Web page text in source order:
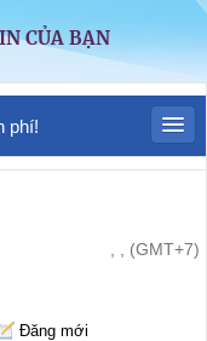
CỦA BẠN
phí!
, , (GMT+7)
Đăng mới